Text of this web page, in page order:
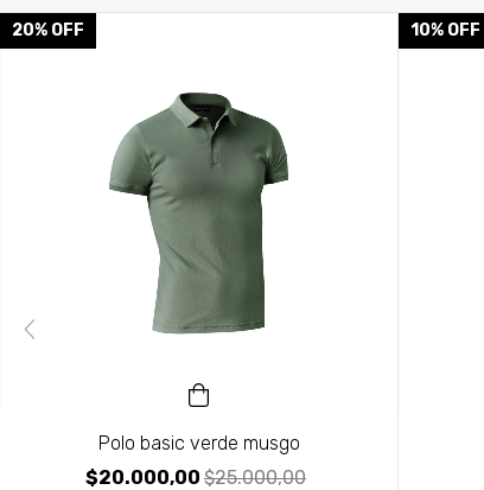
20% OFF
Polo basic verde musgo
$20.000,00 $25.000,00
10% OFF